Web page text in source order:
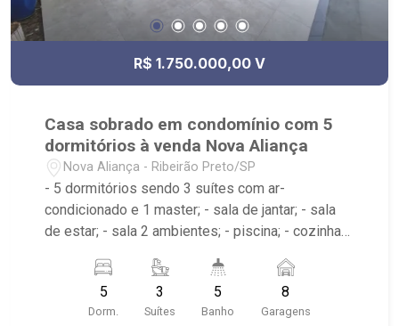
R$ 1.750.000,00 V
Casa sobrado em condomínio com 5
dormitórios à venda Nova Aliança
Nova Aliança - Ribeirão Preto/SP
- 5 dormitórios sendo 3 suítes com ar-
condicionado e 1 master; - sala de jantar; - sala
de estar; - sala 2 ambientes; - piscina; - cozinha
despensa; - churrasqueira; - área de serviço; - 5
banheiros; - próximo ao Shopping Iguatemi,
Verace Pizzaria; - Condomínio com portaria 24h,
5
Dorm.
3
Suítes
5
Banho
8
Garagens